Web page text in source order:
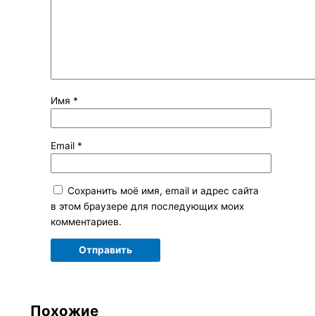
Имя *
Email *
Сохранить моё имя, email и адрес сайта
в этом браузере для последующих моих
комментариев.
Похожие